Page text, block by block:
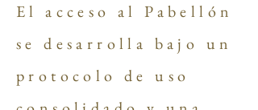
El acceso al Pabellón
se desarrolla bajo un
protocolo de uso